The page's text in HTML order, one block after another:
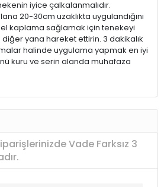
iyice çalkalanmalıdır.
20-30cm uzaklıkta uygulandığını
kaplama sağlamak için tenekeyi
yana hareket ettirin. 3 dakikalık
halinde uygulama yapmak en iyi
kuru ve serin alanda muhafaza
Vade Farksız 3